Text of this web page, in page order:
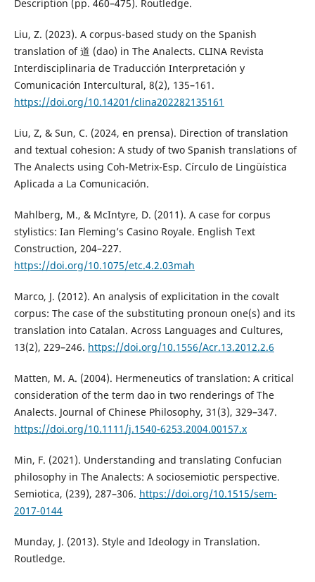
Description (pp. 460–475). Routledge.
Liu, Z. (2023). A corpus-based study on the Spanish
translation of 道 (dao) in The Analects. CLINA Revista
Interdisciplinaria de Traducción Interpretación y
Comunicación Intercultural, 8(2), 135–161.
https://doi.org/10.14201/clina202282135161
Liu, Z, & Sun, C. (2024, en prensa). Direction of translation
and textual cohesion: A study of two Spanish translations of
The Analects using Coh-Metrix-Esp. Círculo de Lingüística
Aplicada a La Comunicación.
Mahlberg, M., & McIntyre, D. (2011). A case for corpus
stylistics: Ian Fleming’s Casino Royale. English Text
Construction, 204–227.
https://doi.org/10.1075/etc.4.2.03mah
Marco, J. (2012). An analysis of explicitation in the covalt
corpus: The case of the substituting pronoun one(s) and its
translation into Catalan. Across Languages and Cultures,
13(2), 229–246. https://doi.org/10.1556/Acr.13.2012.2.6
Matten, M. A. (2004). Hermeneutics of translation: A critical
consideration of the term dao in two renderings of The
Analects. Journal of Chinese Philosophy, 31(3), 329–347.
https://doi.org/10.1111/j.1540-6253.2004.00157.x
Min, F. (2021). Understanding and translating Confucian
philosophy in The Analects: A sociosemiotic perspective.
Semiotica, (239), 287–306. https://doi.org/10.1515/sem-
2017-0144
Munday, J. (2013). Style and Ideology in Translation.
Routledge.